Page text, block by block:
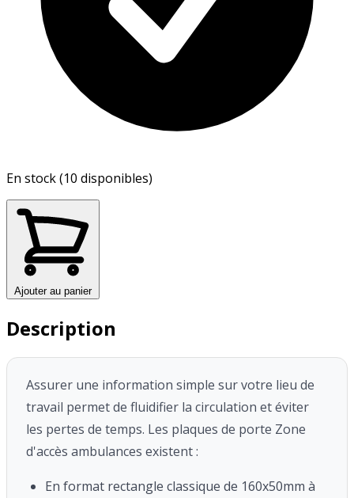
En stock (10 disponibles)
Ajouter au panier
Description
Assurer une information simple sur votre lieu de
travail permet de fluidifier la circulation et éviter
les pertes de temps. Les plaques de porte Zone
d'accès ambulances existent :
En format rectangle classique de 160x50mm à